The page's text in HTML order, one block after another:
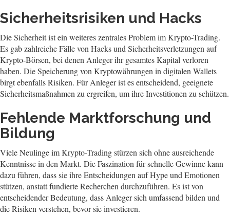
Sicherheitsrisiken und Hacks
Die Sicherheit ist ein weiteres zentrales Problem im Krypto-Trading.
Es gab zahlreiche Fälle von Hacks und Sicherheitsverletzungen auf
Krypto-Börsen, bei denen Anleger ihr gesamtes Kapital verloren
haben. Die Speicherung von Kryptowährungen in digitalen Wallets
birgt ebenfalls Risiken. Für Anleger ist es entscheidend, geeignete
Sicherheitsmaßnahmen zu ergreifen, um ihre Investitionen zu schützen.
Fehlende Marktforschung und
Bildung
Viele Neulinge im Krypto-Trading stürzen sich ohne ausreichende
Kenntnisse in den Markt. Die Faszination für schnelle Gewinne kann
dazu führen, dass sie ihre Entscheidungen auf Hype und Emotionen
stützen, anstatt fundierte Recherchen durchzuführen. Es ist von
entscheidender Bedeutung, dass Anleger sich umfassend bilden und
die Risiken verstehen, bevor sie investieren.